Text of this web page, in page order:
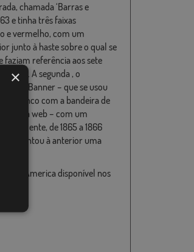
chamada ‘Barras e
e tinha três faixas
e vermelho, com um
junto à haste sobre o qual se
faziam referência aos sete
A segunda , o
Banner – que se usou
branco com a bandeira de
nossa web – com um
de 1865 a 1866
à anterior uma
America disponível nos
×